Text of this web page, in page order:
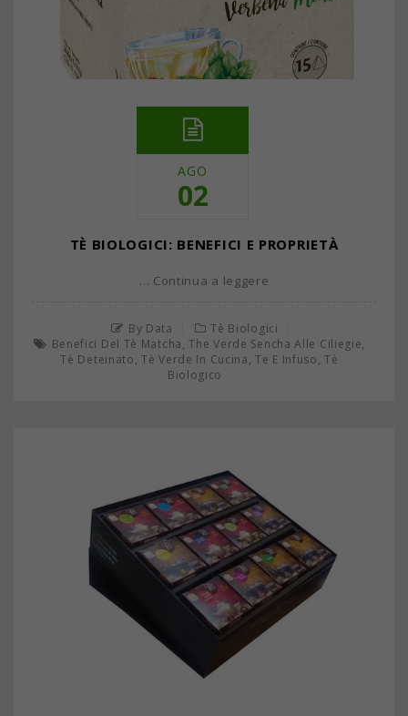
AGO
02
TÈ BIOLOGICI: BENEFICI E PROPRIETÀ
… Continua a leggere
By Data
Tè Biologici
Benefici Del Tè Matcha,The Verde Sencha Alle Ciliegie,
Tè Deteinato,Tè Verde In Cucina,Te E Infuso,Tè
Biologico